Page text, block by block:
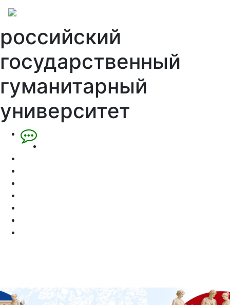
российский
государственный
гуманитарный
университет